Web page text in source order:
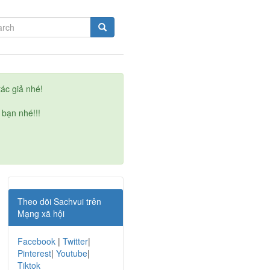
giả nhé!
nhé!!!
Theo dõi Sachvui trên
Mạng xã hội
Facebook | Twitter|
Pinterest| Youtube|
Tiktok